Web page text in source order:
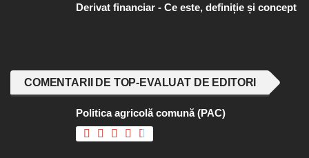
Derivat financiar - Ce este, definiție și concept
COMENTARII DE TOP-EVALUAT DE EDITORI
Politica agricolă comună (PAC)